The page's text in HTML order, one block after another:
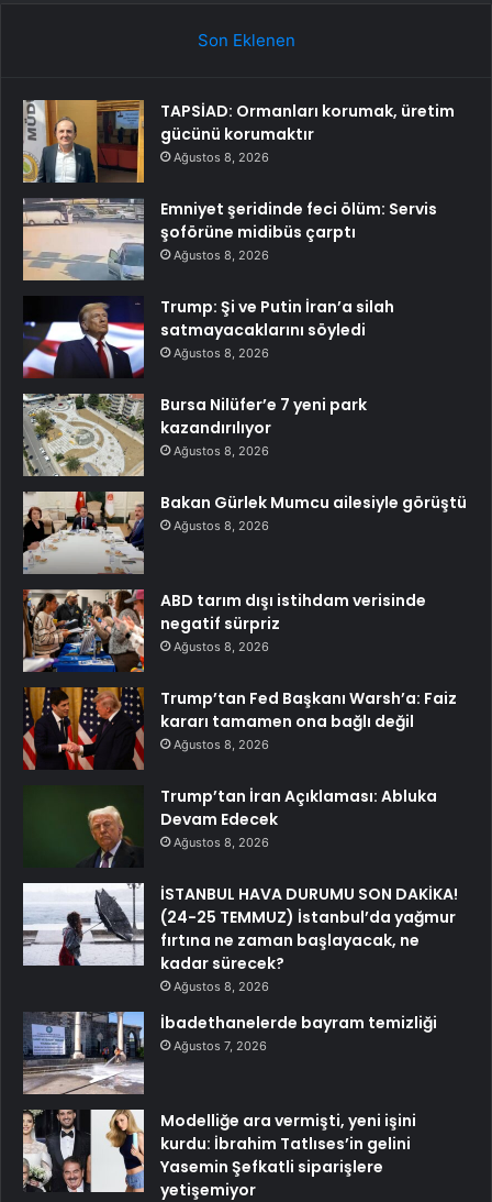
Son Eklenen
TAPSİAD: Ormanları korumak, üretim
gücünü korumaktır
Ağustos 8, 2026
Emniyet şeridinde feci ölüm: Servis
şoförüne midibüs çarptı
Ağustos 8, 2026
Trump: Şi ve Putin İran’a silah
satmayacaklarını söyledi
Ağustos 8, 2026
Bursa Nilüfer’e 7 yeni park
kazandırılıyor
Ağustos 8, 2026
Bakan Gürlek Mumcu ailesiyle görüştü
Ağustos 8, 2026
ABD tarım dışı istihdam verisinde
negatif sürpriz
Ağustos 8, 2026
Trump’tan Fed Başkanı Warsh’a: Faiz
kararı tamamen ona bağlı değil
Ağustos 8, 2026
Trump’tan İran Açıklaması: Abluka
Devam Edecek
Ağustos 8, 2026
İSTANBUL HAVA DURUMU SON DAKİKA!
(24-25 TEMMUZ) İstanbul’da yağmur
fırtına ne zaman başlayacak, ne
kadar sürecek?
Ağustos 8, 2026
İbadethanelerde bayram temizliği
Ağustos 7, 2026
Modelliğe ara vermişti, yeni işini
kurdu: İbrahim Tatlıses’in gelini
Yasemin Şefkatli siparişlere
yetişemiyor